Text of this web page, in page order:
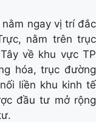
nằm ngay vị trí đắc
nằm trên trục
về khu vực TP
hóa, trục đường
liền khu kinh tế
đầu tư mở rộng